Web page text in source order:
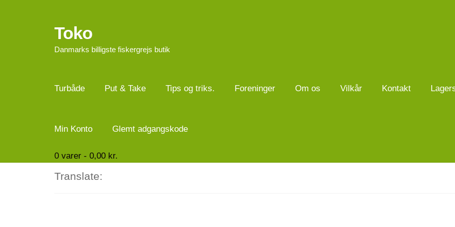
Spring
til
navigation
Spring
til
indhold
Toko
Danmarks billigste fiskergrejs butik
Turbåde Put & Take Tips og triks. Foreninger Om os Vilkår Kontakt
Min Konto Glemt adgangskode
0varer - 0,00 kr.
Translate: